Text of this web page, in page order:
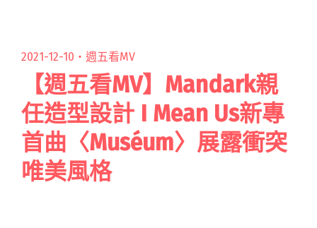
2021-12-10・ 週五看MV
【週五看MV】Mandark親
任造型設計 I Mean Us新專
首曲〈Muséum〉展露衝突
唯美風格